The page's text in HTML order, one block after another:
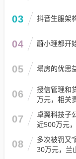
03 抖音生服架
04 蔚小理都开
05 塌房的优思
06
授信管理和
万元，相关
07
卓翼科技子
近500万元
08
多次被罚又
30万元，兰